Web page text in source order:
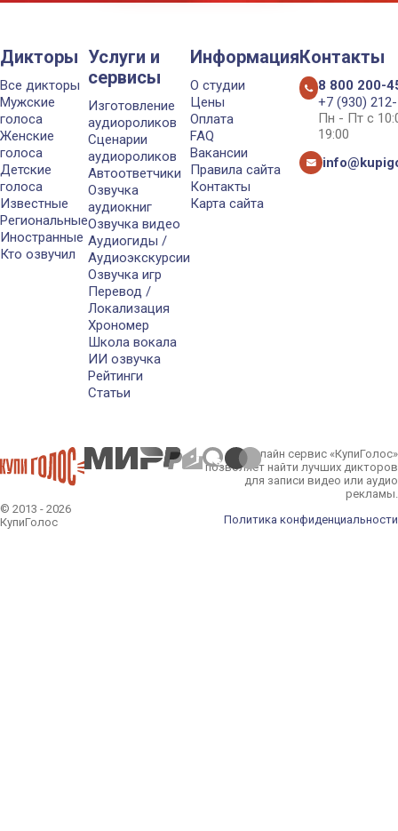
Дикторы
Все дикторы
Мужские
голоса
Женские
голоса
Детские
голоса
Известные
Региональные
Иностранные
Кто озвучил
Услуги и
сервисы
Изготовление
аудиороликов
Сценарии
аудиороликов
Автоответчики
Озвучка
аудиокниг
Озвучка видео
Аудиогиды /
Аудиоэкскурсии
Озвучка игр
Перевод /
Локализация
Хрономер
Школа вокала
ИИ озвучка
Рейтинги
Статьи
Информация
О студии
Цены
Оплата
FAQ
Вакансии
Правила сайта
Контакты
Карта сайта
Контакты
8 800 200-
+7 (930)
Пн - Пт с
19:00
© 2013 - 2026
КупиГолос
Онлайн сервис «КупиГолос»
позволяет найти лучших дикторов
для записи видео или аудио
рекламы.
Политика конфиденциальности